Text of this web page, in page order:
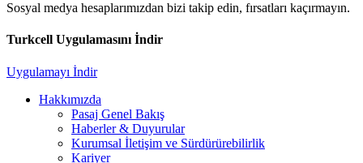
Sosyal medya hesaplarımızdan bizi takip edin, fırsatları kaçırmayın.
Turkcell Uygulamasını İndir
Uygulamayı İndir
Hakkımızda
Pasaj Genel Bakış
Haberler & Duyurular
Kurumsal İletişim ve Sürdürürebilirlik
Kariyer